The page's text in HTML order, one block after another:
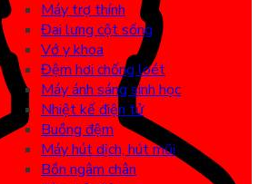
Máy trợ thính
Đai lưng cột sống
Vớ y khoa
Đệm hơi chống loét
Máy ánh sáng sinh học
Nhiệt kế điện tử
Buồng đệm
Máy hút dịch, hút mũi
Bồn ngâm chân